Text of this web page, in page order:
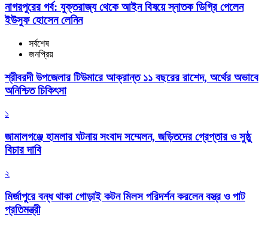
নাগরপুরের গর্ব: যুক্তরাজ্য থেকে আইন বিষয়ে স্নাতক ডিগ্রি পেলেন
ইউসুফ হোসেন লেনিন
সর্বশেষ
জনপ্রিয়
শ্রীবরদী উপজেলার টিউমারে আক্রান্ত ১১ বছরের রাশেদ, অর্থের অভাবে
অনিশ্চিত চিকিৎসা
১
জামালগঞ্জে হামলার ঘটনায় সংবাদ সম্মেলন, জড়িতদের গ্রেপ্তার ও সুষ্ঠু
বিচার দাবি
২
মির্জাপুরে বন্ধ থাকা গোড়াই কটন মিলস পরিদর্শন করলেন বস্ত্র ও পাট
প্রতিমন্ত্রী